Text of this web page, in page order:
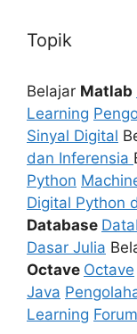
Topik
Belajar Matlab
Learning
Sinyal Digital
dan Inferensia
Python
Digital Python
Database
Dasar Julia
Octave Octave
Java
Learning